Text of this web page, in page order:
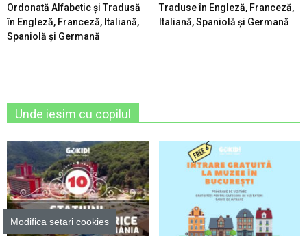
Ordonată Alfabetic şi Tradusă
în Engleză, Franceză, Italiană,
Spaniolă şi Germană
Traduse în Engleză, Franceză,
Italiană, Spaniolă şi Germană
Unde iesim cu copilul
Modifica setari cookies